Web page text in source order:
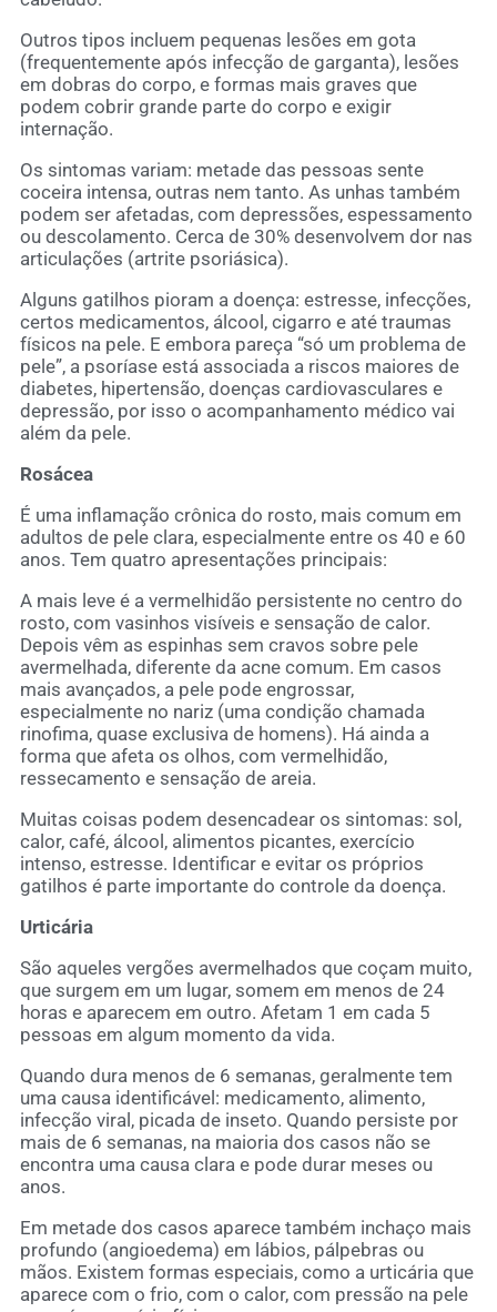
Outros tipos incluem pequenas lesões em gota
(frequentemente após infecção de garganta), lesões
em dobras do corpo, e formas mais graves que
podem cobrir grande parte do corpo e exigir
internação.
Os sintomas variam: metade das pessoas sente
coceira intensa, outras nem tanto. As unhas também
podem ser afetadas, com depressões, espessamento
ou descolamento. Cerca de 30% desenvolvem dor nas
articulações (artrite psoriásica).
Alguns gatilhos pioram a doença: estresse, infecções,
certos medicamentos, álcool, cigarro e até traumas
físicos na pele. E embora pareça “só um problema de
pele”, a psoríase está associada a riscos maiores de
diabetes, hipertensão, doenças cardiovasculares e
depressão, por isso o acompanhamento médico vai
além da pele.
Rosácea
É uma inflamação crônica do rosto, mais comum em
adultos de pele clara, especialmente entre os 40 e 60
anos. Tem quatro apresentações principais:
A mais leve é a vermelhidão persistente no centro do
rosto, com vasinhos visíveis e sensação de calor.
Depois vêm as espinhas sem cravos sobre pele
avermelhada, diferente da acne comum. Em casos
mais avançados, a pele pode engrossar,
especialmente no nariz (uma condição chamada
rinofima, quase exclusiva de homens). Há ainda a
forma que afeta os olhos, com vermelhidão,
ressecamento e sensação de areia.
Muitas coisas podem desencadear os sintomas: sol,
calor, café, álcool, alimentos picantes, exercício
intenso, estresse. Identificar e evitar os próprios
gatilhos é parte importante do controle da doença.
Urticária
São aqueles vergões avermelhados que coçam muito,
que surgem em um lugar, somem em menos de 24
horas e aparecem em outro. Afetam 1 em cada 5
pessoas em algum momento da vida.
Quando dura menos de 6 semanas, geralmente tem
uma causa identificável: medicamento, alimento,
infecção viral, picada de inseto. Quando persiste por
mais de 6 semanas, na maioria dos casos não se
encontra uma causa clara e pode durar meses ou
anos.
Em metade dos casos aparece também inchaço mais
profundo (angioedema) em lábios, pálpebras ou
mãos. Existem formas especiais, como a urticária que
aparece com o frio, com o calor, com pressão na pele